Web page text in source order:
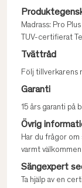
Madrass: Pro
TUV-certifierat
Tvättråd
Följ tillverkarens
Garanti
15 års garanti på
Övrig
Har du frågor
varmt
Sängexpert
Ta hjälp av en